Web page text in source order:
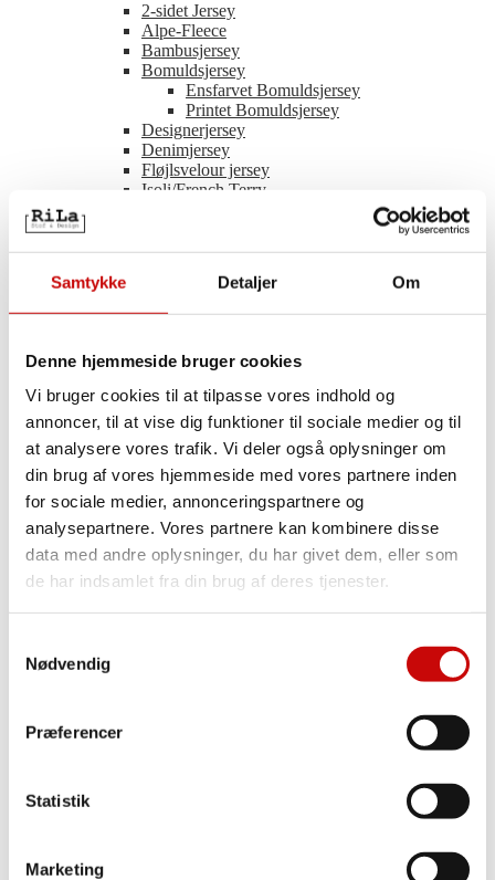
Samtykke Detaljer Om
Denne hjemmeside bruger cookies
Vi bruger cookies til at tilpasse vores indhold og
annoncer, til at vise dig funktioner til sociale medier og til
at analysere vores trafik. Vi deler også oplysninger om
din brug af vores hjemmeside med vores partnere inden
for sociale medier, annonceringspartnere og
analysepartnere. Vores partnere kan kombinere disse
data med andre oplysninger, du har givet dem, eller som
de har indsamlet fra din brug af deres tjenester.
Nødvendig
Præferencer
Statistik
Marketing
2-sidet Jersey
Alpe-Fleece
Bambusjersey
Bomuldsjersey
Ensfarvet Bomuldsjersey
Printet Bomuldsjersey
Designerjersey
Denimjersey
Fløjlsvelour jersey
Isoli/French Terry
Paneler
Strik
Uldjersey
Viscosejersey
Ensfarvet Viscosejersey
Printet Viscosejersey
Fast Stof
Fast Stof
Designer Vævede tekstiler
Bomuld
Ensfarvet Bomuld
Light & Lush – Bomulds Poplin
2-Vejsstræk(Buksestof)